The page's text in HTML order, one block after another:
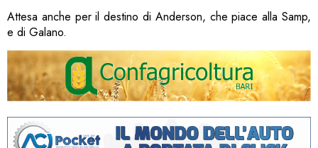
Attesa anche per il destino di Anderson, che piace alla Samp,
e di Galano.